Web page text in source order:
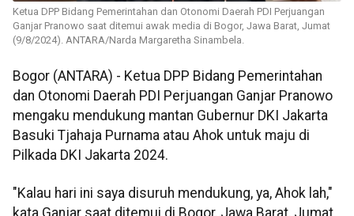
Ketua DPP Bidang Pemerintahan dan Otonomi Daerah PDI Perjuangan
Ganjar Pranowo saat ditemui awak media di Bogor, Jawa Barat, Jumat
(9/8/2024). ANTARA/Narda Margaretha Sinambela.
Bogor (ANTARA) - Ketua DPP Bidang Pemerintahan
dan Otonomi Daerah PDI Perjuangan Ganjar Pranowo
mengaku mendukung mantan Gubernur DKI Jakarta
Basuki Tjahaja Purnama atau Ahok untuk maju di
Pilkada DKI Jakarta 2024.
"Kalau hari ini saya disuruh mendukung, ya, Ahok lah,"
kata Ganjar saat ditemui di Bogor, Jawa Barat, Jumat.